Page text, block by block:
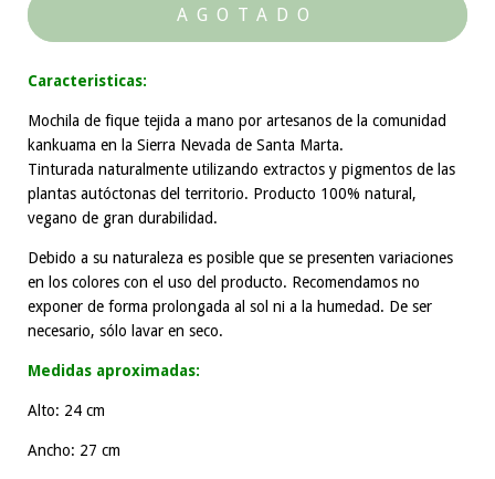
Caracteristicas:
Mochila de fique tejida a mano por artesanos de la comunidad
kankuama en la Sierra Nevada de Santa Marta.
Tinturada naturalmente utilizando extractos y pigmentos de las
plantas autóctonas del territorio. Producto 100% natural,
vegano de gran durabilidad.
Debido a su naturaleza es posible que se presenten variaciones
en los colores con el uso del producto. Recomendamos no
exponer de forma prolongada al sol ni a la humedad. De ser
necesario, sólo lavar en seco.
Medidas aproximadas:
Alto: 24 cm
Ancho: 27 cm